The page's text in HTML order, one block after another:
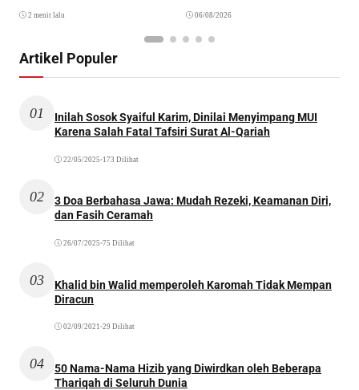
2 menit lalu 06/08/2026
Artikel Populer
01
Inilah Sosok Syaiful Karim, Dinilai Menyimpang MUI
Karena Salah Fatal Tafsiri Surat Al-Qariah
22/05/2025 •173 Dilihat
02
3 Doa Berbahasa Jawa: Mudah Rezeki, Keamanan Diri,
dan Fasih Ceramah
26/07/2025 •75 Dilihat
03
Khalid bin Walid memperoleh Karomah Tidak Mempan
Diracun
02/09/2021 •29 Dilihat
04
50 Nama-Nama Hizib yang Diwirdkan oleh Beberapa
Thariqah di Seluruh Dunia